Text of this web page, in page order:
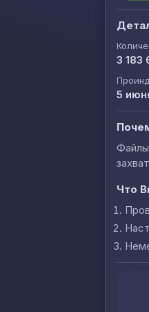
3 183
5
Что